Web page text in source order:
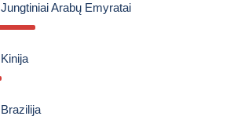
Jungtiniai Arabų Emyratai
Kinija
Brazilija